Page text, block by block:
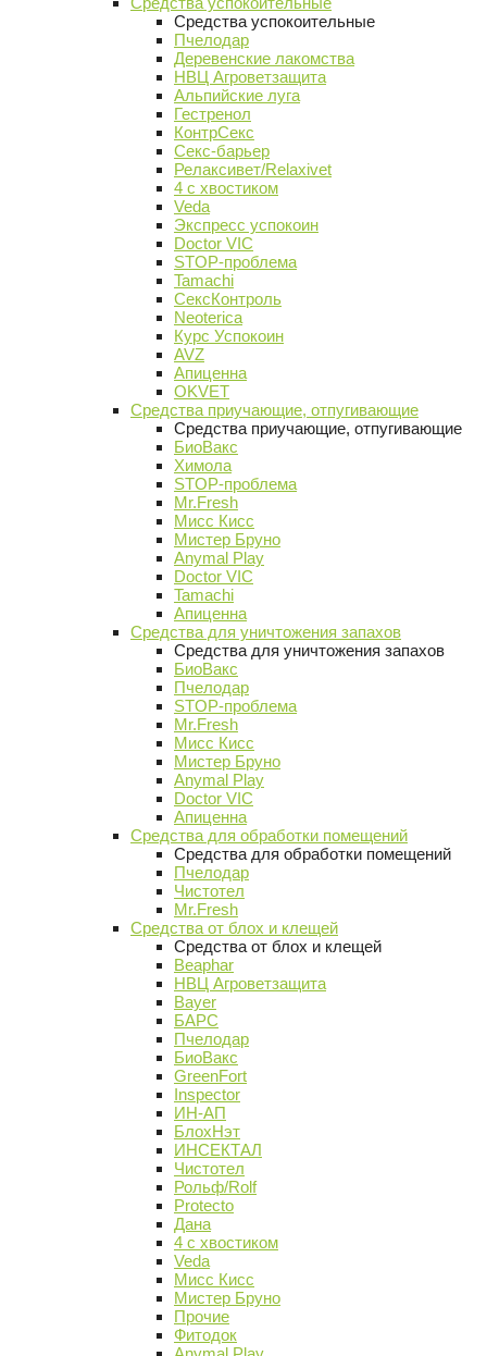
Средства успокоительные
Пчелодар
Деревенские лакомства
НВЦ Агроветзащита
Альпийские луга
Гестренол
КонтрСекс
Секс-барьер
Релаксивет/Relaxivet
4 с хвостиком
Veda
Экспресс успокоин
Doctor VIC
STOP-проблема
Tamachi
СексКонтроль
Neoterica
Курс Успокоин
AVZ
Апиценна
OKVET
Средства приучающие, отпугивающие
Средства приучающие, отпугивающие
БиоВакс
Химола
STOP-проблема
Mr.Fresh
Мисс Кисс
Мистер Бруно
Anymal Play
Doctor VIC
Tamachi
Апиценна
Средства для уничтожения запахов
Средства для уничтожения запахов
БиоВакс
Пчелодар
STOP-проблема
Mr.Fresh
Мисс Кисс
Мистер Бруно
Anymal Play
Doctor VIC
Апиценна
Средства для обработки помещений
Средства для обработки помещений
Пчелодар
Чистотел
Mr.Fresh
Средства от блох и клещей
Средства от блох и клещей
Beaphar
НВЦ Агроветзащита
Bayer
БАРС
Пчелодар
БиоВакс
GreenFort
Inspector
ИН-АП
БлохНэт
ИНСЕКТАЛ
Чистотел
Рольф/Rolf
Protecto
Дана
4 с хвостиком
Veda
Мисс Кисс
Мистер Бруно
Прочие
Фитодок